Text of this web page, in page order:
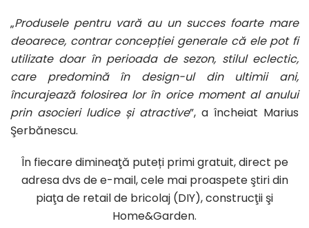
„Produsele pentru vară au un succes foarte mare
deoarece, contrar concepției generale că ele pot fi
utilizate doar în perioada de sezon, stilul eclectic,
care predomină în design-ul din ultimii ani,
încurajează folosirea lor în orice moment al anului
prin asocieri ludice și atractive”, a încheiat Marius
Şerbănescu.
În fiecare dimineaţă puteți primi gratuit, direct pe
adresa dvs de e-mail, cele mai proaspete ştiri din
piaţa de retail de bricolaj (DIY), construcţii şi
Home&Garden.